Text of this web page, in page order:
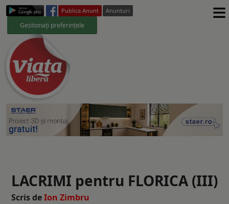
Publica Anunt Anunturi
Gestionați preferințele ≡
LACRIMI pentru FLORICA (III)
Scris deIon Zimbru